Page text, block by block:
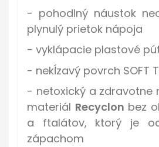
- pohodlný náustok
plynulý prietok nápoja
- vyklápacie plastové
- nekĺzavý povrch SOFT
- netoxický a zdravotne
materiál Recyclon bez
a ftalátov, ktorý je
zápachom